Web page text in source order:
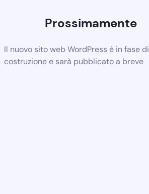
Prossimamente
Il nuovo sito web WordPress è in fase di
costruzione e sarà pubblicato a breve